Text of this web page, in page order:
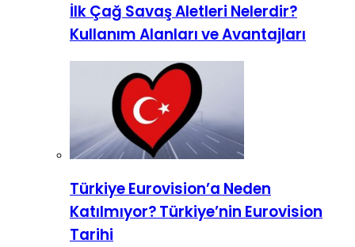
İlk Çağ Savaş Aletleri Nelerdir?
Kullanım Alanları ve Avantajları
Türkiye Eurovision’a Neden
Katılmıyor? Türkiye’nin Eurovision
Tarihi